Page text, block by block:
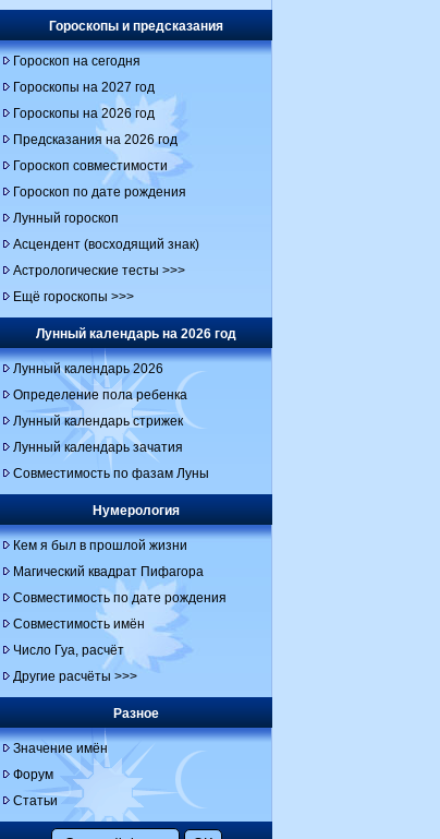
Гороскопы и предсказания
Гороскоп на сегодня
Гороскопы на 2027 год
Гороскопы на 2026 год
Предсказания на 2026 год
Гороскоп совместимости
Гороскоп по дате рождения
Лунный гороскоп
Асцендент (восходящий знак)
Астрологические тесты >>>
Ещё гороскопы >>>
Лунный календарь на 2026 год
Лунный календарь 2026
Определение пола ребенка
Лунный календарь стрижек
Лунный календарь зачатия
Совместимость по фазам Луны
Нумерология
Кем я был в прошлой жизни
Магический квадрат Пифагора
Совместимость по дате рождения
Совместимость имён
Число Гуа, расчёт
Другие расчёты >>>
Разное
Значение имён
Форум
Статьи